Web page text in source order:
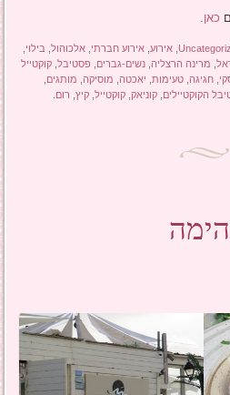
כאן.
,אירוע ,אירוע חברתי ,אלכוהול בילוי
מרינה הרצליה ,נשים-גברים פסטיבל ,קוקטייל
,חגיגה ,טעימות יאכטה מוסיקה מותגים
הקוקטיילים ,קוניאק ,קוקטייל ,קיץ רום